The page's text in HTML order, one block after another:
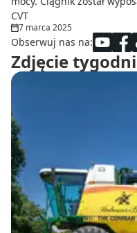
CVT
7 marca 2025
Obserwuj nas na:
Zdjęcie